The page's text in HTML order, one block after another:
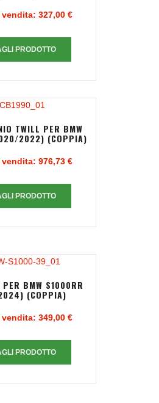
vendita:327,00 €
PRODOTTO
TWILL PER BMW
2022) (COPPIA)
vendita:976,73 €
PRODOTTO
BMW S1000RR
(COPPIA)
vendita:349,00 €
PRODOTTO